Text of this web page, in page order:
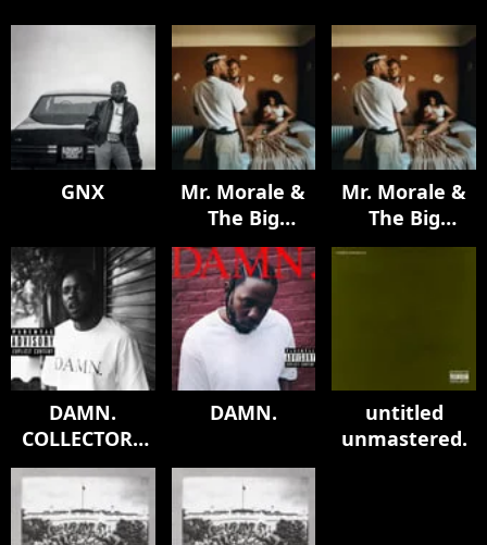
GNX
Mr. Morale &
The Big
Steppers
Mr. Morale &
The Big
Steppers
DAMN.
COLLECTORS
EDITION.
DAMN.
untitled
unmastered.